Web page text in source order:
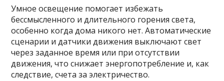
Умное освещение помогает избежать
бессмысленного и длительного горения света,
особенно когда дома никого нет. Автоматические
сценарии и датчики движения выключают свет
через заданное время или при отсутствии
движения, что снижает энергопотребление и, как
следствие, счета за электричество.